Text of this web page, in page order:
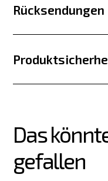
Rücksendungen
Das
gefallen